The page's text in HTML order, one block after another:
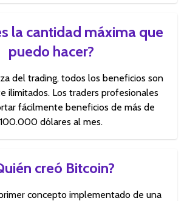
la cantidad máxima que
puedo hacer?
del trading, todos los beneficios son
ilimitados. Los traders profesionales
fácilmente beneficios de más de
100.000 dólares al mes.
creó Bitcoin?
concepto implementado de una